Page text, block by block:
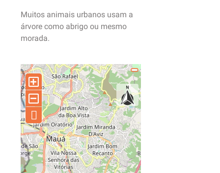
Muitos animais urbanos usam a
árvore como abrigo ou mesmo
morada.